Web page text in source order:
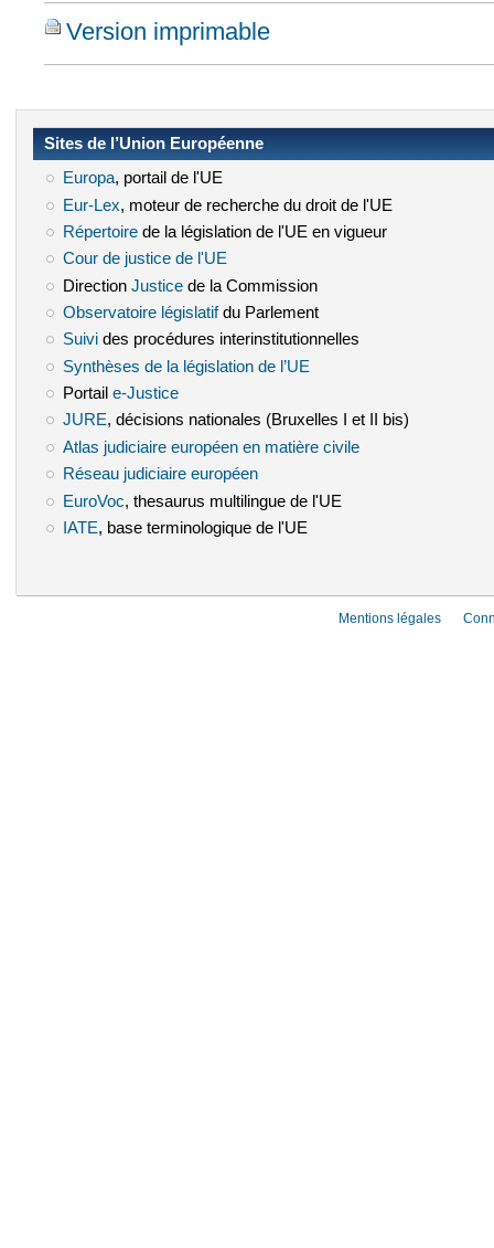
Version imprimable
Sites de l’Union Européenne
Europa(le lien est externe)
, portail de l'UE
Eur-Lex (le lien est externe)
, moteur de recherche du droit de l'UE
Répertoire(le lien est externe)
de la législation de l'UE en vigueur
Cour de justice de l'UE
Direction Justice(le lien est externe)
de la Commission
Observatoire législatif(le lien est externe)
du Parlement
Suivi(le lien est externe)
des procédures interinstitutionnelles
Synthèses de la législation de l’UE
Portail e-Justice(le lien est externe)
JURE(le lien est externe)
, décisions nationales (Bruxelles I et II bis)
Atlas judiciaire européen en matière civile(le lien est externe)
Réseau judiciaire européen(le lien est externe)
EuroVoc (le lien est externe)
, thesaurus multilingue de l'UE
IATE (le lien est externe)
, base terminologique de l'UE
Mentions légales